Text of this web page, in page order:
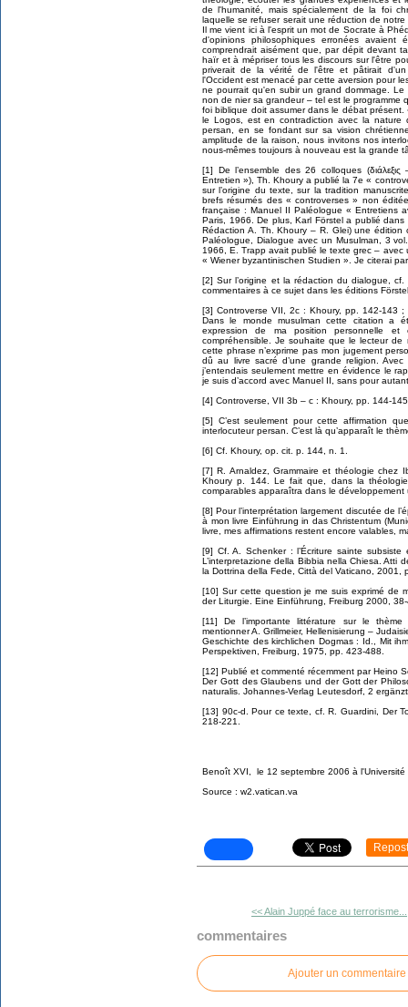
de l'humanité, mais spécialement de la foi
laquelle se refuser serait une réduction de
Il me vient ici à l'esprit un mot de Socrate à
d'opinions philosophiques erronées
comprendrait aisément que, par dépit devant
haïr et à mépriser tous les discours sur l'être
priverait de la vérité de l'être et pâtirait
l'Occident est menacé par cette aversion pour
ne pourrait qu'en subir un grand dommage.
non de nier sa grandeur – tel est le
foi biblique doit assumer dans le débat
le Logos, est en contradiction avec la
persan, en se fondant sur sa vision
amplitude de la raison, nous invitons nos
nous-mêmes toujours à nouveau est la grande
[1] De l’ensemble des 26 colloques
Entretien »), Th. Khoury a publié la 7e «
sur l’origine du texte, sur la tradition
brefs résumés des « controverses » non
française : Manuel II Paléologue « Entretiens
Paris, 1966. De plus, Karl Förstel a publié
Rédaction A. Th. Khoury – R. Glei) une
Paléologue, Dialogue avec un Musulman, 3
1966, E. Trapp avait publié le texte grec –
« Wiener byzantinischen Studien ». Je citerai
[2] Sur l’origine et la rédaction du dialogue,
commentaires à ce sujet dans les éditions
[3] Controverse VII, 2c : Khoury, pp. 142-143
Dans le monde musulman cette citation a
expression de ma position personnelle
compréhensible. Je souhaite que le lecteur
cette phrase n’exprime pas mon jugement
dû au livre sacré d’une grande religion.
j’entendais seulement mettre en évidence le
je suis d’accord avec Manuel II, sans pour
[4] Controverse, VII 3b – c : Khoury, pp. 144-
[5] C’est seulement pour cette affirmation
interlocuteur persan. C’est là qu’apparaît le
[6] Cf. Khoury, op. cit. p. 144, n. 1.
[7] R. Arnaldez, Grammaire et théologie
Khoury p. 144. Le fait que, dans la
comparables apparaîtra dans le développement
[8] Pour l’interprétation largement discutée de
à mon livre Einführung in das Christentum
livre, mes affirmations restent encore valables,
[9] Cf. A. Schenker : l’Écriture sainte
L’interpretazione della Bibbia nella Chiesa. Atti
la Dottrina della Fede, Città del Vaticano, 2001,
[10] Sur cette question je me suis exprimé de
der Liturgie. Eine Einführung, Freiburg 2000,
[11] De l’importante littérature sur le
mentionner A. Grillmeier, Hellenisierung –
Geschichte des kirchlichen Dogmas : Id., Mit
Perspektiven, Freiburg, 1975, pp. 423-488.
[12] Publié et commenté récemment par Heino
Der Gott des Glaubens und der Gott der
naturalis. Johannes-Verlag Leutesdorf, 2
[13] 90c-d. Pour ce texte, cf. R. Guardini, Der
218-221.
Benoît XVI, le 12 septembre 2006 à l'Université
Source : w2.vatican.va
Repost
<< Alain Juppé face au terrorisme...
commentaires
Ajouter un commentaire